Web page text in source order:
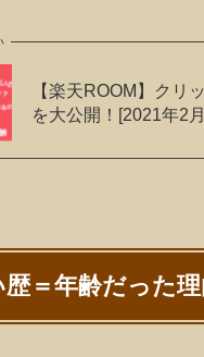
【楽天ROOM】クリ
を大公開！[2021年2
＝年齢だった